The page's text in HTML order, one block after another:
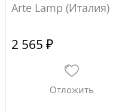
Arte Lamp (Италия)
2 565 ₽